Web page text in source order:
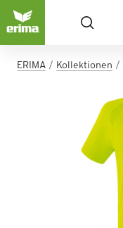
ERIMA Kollektionen